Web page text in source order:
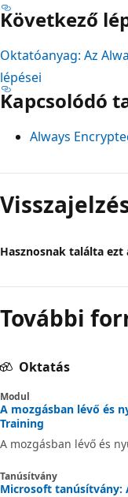
Következő
Oktatóanyag: Az
lépései
Kapcsolódó
Always
Hasznosnak találta ezt
További
Oktatás
Modul
A mozgásban lévő és
Training
A mozgásban lévő és
Tanúsítvány
Microsoft tanúsítvány: